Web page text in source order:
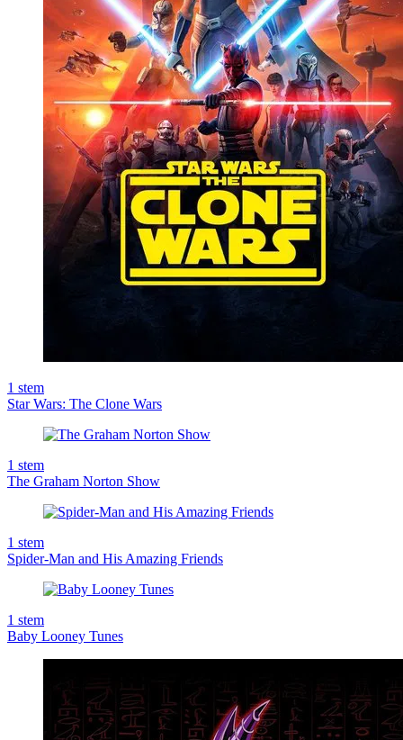
1 stem
Star Wars: The Clone Wars
1 stem
The Graham Norton Show
1 stem
Spider-Man and His Amazing Friends
1 stem
Baby Looney Tunes